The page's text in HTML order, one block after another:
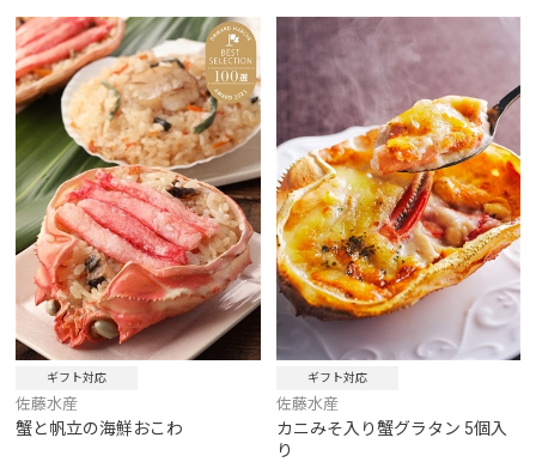
ギフト対応
佐藤水産
蟹と帆立の海鮮おこわ
ギフト対応
佐藤水産
カニみそ入り蟹グラタン 5個入
り